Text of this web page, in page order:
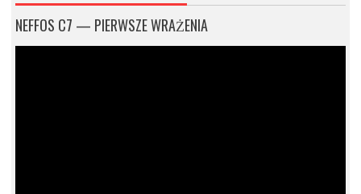
NEFFOS C7 — PIERWSZE WRAŻENIA